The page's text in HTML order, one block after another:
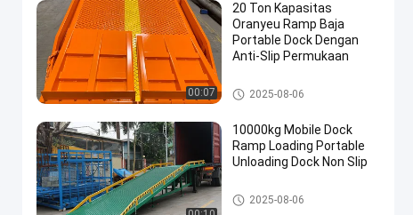
00:07
20 Ton Kapasitas
Oranyeu Ramp Baja
Portable Dock Dengan
Anti-Slip Permukaan
Rampa dermaga portabel
2025-08-06
10000kg Mobile Dock
Ramp Loading Portable
Unloading Dock Non Slip
Rampa dermaga portabel
2025-08-06